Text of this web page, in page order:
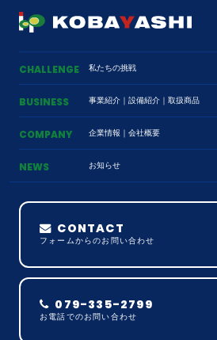
CHALLENGE 私たちの挑戦
BUSINESS 事業紹介 ｜ 設備紹介 ｜ 取扱商品
COMPANY 企業情報 ｜ 会社概要
NEWS お知らせ
CONTACT
フォームからのお問い合わせ
079-335-2799
お電話でのお問い合わせ